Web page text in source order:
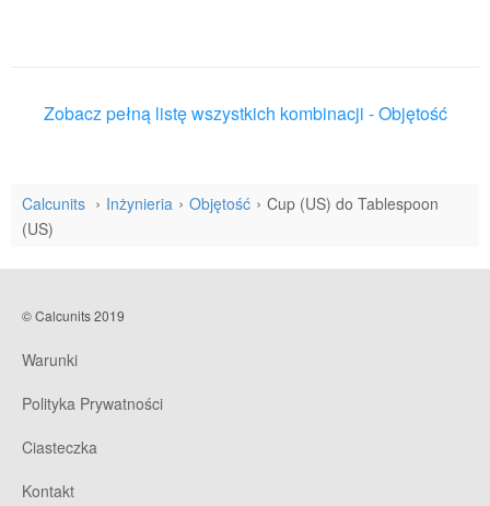
Zobacz pełną listę wszystkich kombinacji - Objętość
Calcunits Inżynieria Objętość
Cup (US) do Tablespoon
(US)
© Calcunits 2019
Warunki
Polityka Prywatności
Ciasteczka
Kontakt